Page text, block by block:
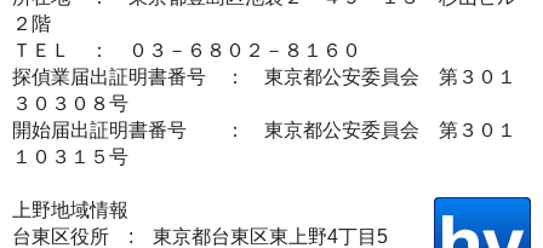
２階
ＴＥＬ ： ０３－６８０２－８１６０
探偵業届出証明書番号 ： 東京都公安委員会 第３０１
３０３０８号
開始届出証明書番号 ： 東京都公安委員会 第３０１
１０３１５号
上野地域情報
台東区役所 : 東京都台東区東上野4丁目5